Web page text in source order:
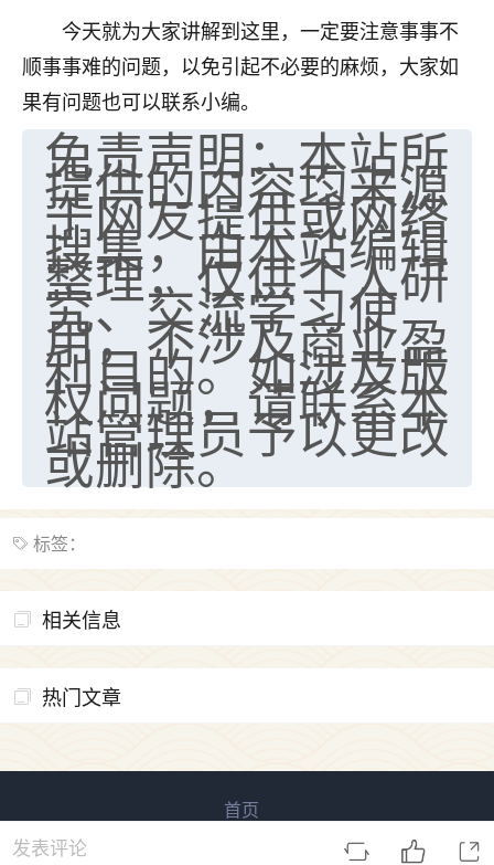
今天就为大家讲解到这里，一定要注意事事不
顺事事难的问题，以免引起不必要的麻烦，大家如
果有问题也可以联系小编。
免责声明：本站所
提供的内容均来源
于网友提供或网络
搜集，由本站编辑
整理，仅供个人研
究、交流学习使
用，不涉及商业盈
利目的。如涉及版
权问题，请联系本
站管理员予以更改
或删除。
标签：
相关信息
热门文章
发表评论
2天前 来自云南 11
优秀的张同学
老师收徒吗？？我对这些很感兴趣
2天前 来自山西 15
首页
鲁ICP备2023027138号-3